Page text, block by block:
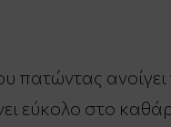
πατώντας
εύκολο στο